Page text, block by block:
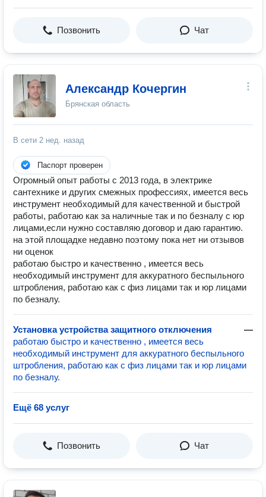
Позвонить Чат
Александр Кочергин
Брянская область
В сети 2 нед. назад
Паспорт проверен
Огромный опыт работы с 2013 года, в электрике
сантехнике и других смежных профессиях, имеется весь
инструмент необходимый для качественной и быстрой
работы, работаю как за наличные так и по безналу с юр
лицами,если нужно составляю договор и даю гарантию.
на этой площадке недавно поэтому пока нет ни отзывов
ни оценок
работаю быстро и качественно , имеется весь
необходимый инструмент для аккуратного беспыльного
штробления, работаю как с физ лицами так и юр лицами
по безналу.
Установка устройства защитного отключения
—
работаю быстро и качественно , имеется весь
необходимый инструмент для аккуратного беспыльного
штробления, работаю как с физ лицами так и юр лицами
по безналу.
Ещё 68 услуг
Позвонить Чат